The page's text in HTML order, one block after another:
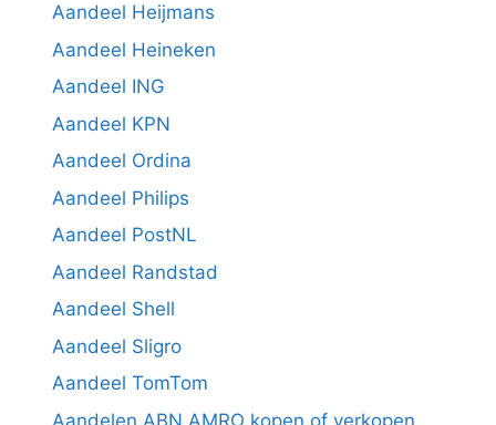
Aandeel Heijmans
Aandeel Heineken
Aandeel ING
Aandeel KPN
Aandeel Ordina
Aandeel Philips
Aandeel PostNL
Aandeel Randstad
Aandeel Shell
Aandeel Sligro
Aandeel TomTom
Aandelen ABN AMRO kopen of verkopen